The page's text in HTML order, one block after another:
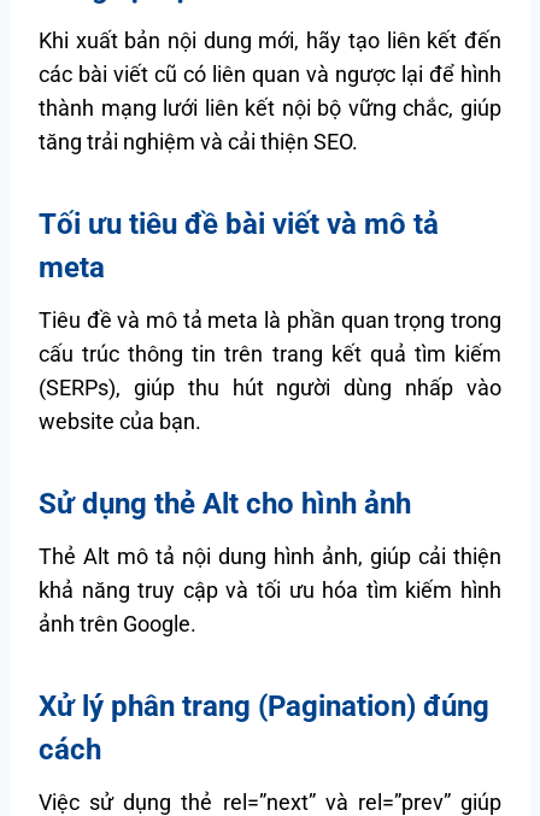
Khi xuất bản nội dung mới, hãy tạo liên kết đến
các bài viết cũ có liên quan và ngược lại để hình
thành mạng lưới liên kết nội bộ vững chắc, giúp
tăng trải nghiệm và cải thiện SEO.
Tối ưu tiêu đề bài viết và mô tả
meta
Tiêu đề và mô tả meta là phần quan trọng trong
cấu trúc thông tin trên trang kết quả tìm kiếm
(SERPs), giúp thu hút người dùng nhấp vào
website của bạn.
Sử dụng thẻ Alt cho hình ảnh
Thẻ Alt mô tả nội dung hình ảnh, giúp cải thiện
khả năng truy cập và tối ưu hóa tìm kiếm hình
ảnh trên Google.
Xử lý phân trang (Pagination) đúng
cách
Việc sử dụng thẻ rel=”next” và rel=”prev” giúp